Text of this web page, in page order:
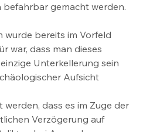
befahrbar gemacht werden.
wurde bereits im Vorfeld
war, dass man dieses
Unterkellerung sein
Aufsicht
dass es im Zuge der
Verzögerung auf